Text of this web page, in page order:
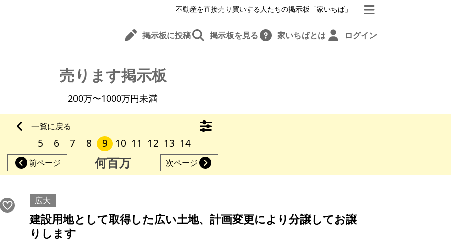
不動産を直接売り買いする人たちの掲示板「家いちば」
掲示板に投稿 掲示板を見る 家いちばとは ログイン
売ります掲示板
200万〜1000万円未満
一覧に戻る
5 6 7 8 9 10 11 12 13 14
前ページ 何百万 次ページ
広大
建設用地として取得した広い土地、計画変更により分譲してお譲
りします